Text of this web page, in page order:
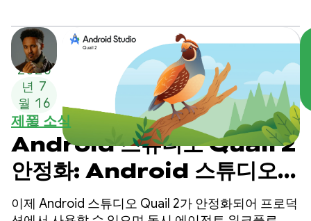
2026
년 7
월 16
일
제품 소식
Android 스튜디오 Quail 2
안정화: Android 스튜디오
AI 에이전트로 멀티태스크 실
이제 Android 스튜디오 Quail 2가 안정화되어 프로덕